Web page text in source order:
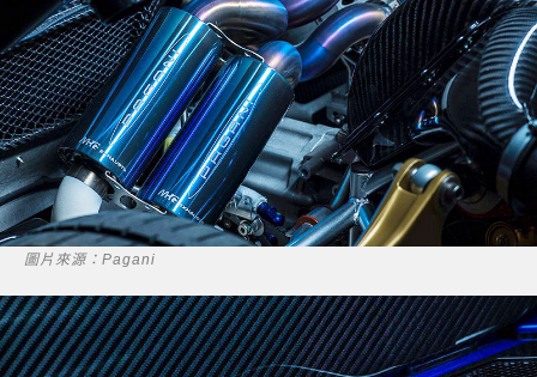
圖片來源：Pagani